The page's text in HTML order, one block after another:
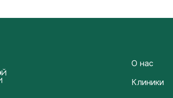
О нас
Клиники